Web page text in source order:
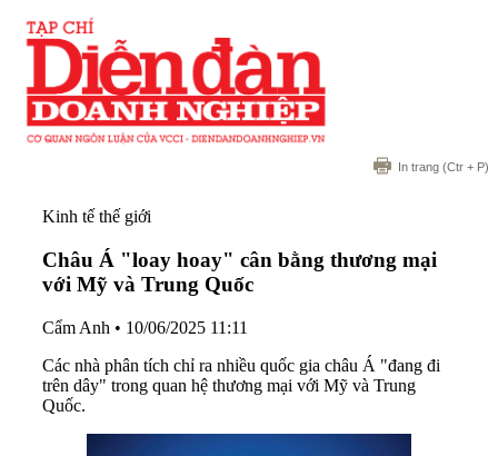
In trang (Ctr + P)
Kinh tế thế giới
Châu Á "loay hoay" cân bằng thương mại
với Mỹ và Trung Quốc
Cẩm Anh • 10/06/2025 11:11
Các nhà phân tích chỉ ra nhiều quốc gia châu Á "đang đi
trên dây" trong quan hệ thương mại với Mỹ và Trung
Quốc.